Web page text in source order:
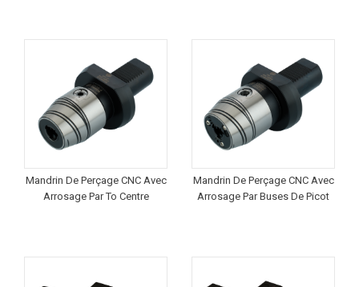
Mandrin De Perçage CNC Avec
Arrosage Par To Centre
Mandrin De Perçage CNC Avec
Arrosage Par Buses De Picot